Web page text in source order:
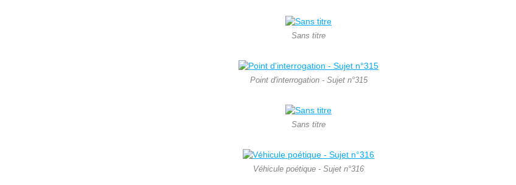
Sans titre
Point d'interrogation - Sujet n°315
Sans titre
Véhicule poétique - Sujet n°316